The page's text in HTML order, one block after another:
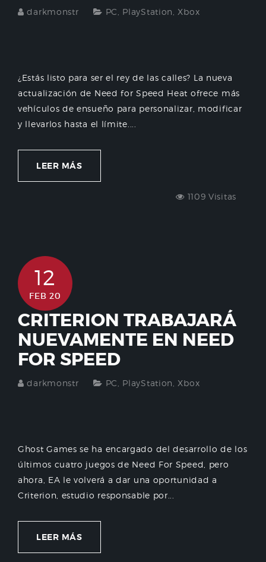
darkmonstr PC PlayStation Xbox
¿Estás listo para ser el rey de las calles? La nueva
actualización de Need for Speed Heat ofrece más
vehículos de ensueño para personalizar, modificar
y llevarlos hasta el límite....
LEER MÁS
1109 Visitas
12
FEB 20
CRITERION TRABAJARÁ
NUEVAMENTE EN NEED
FOR SPEED
darkmonstr PC PlayStation Xbox
Ghost Games se ha encargado del desarrollo de los
últimos cuatro juegos de Need For Speed, pero
ahora, EA le volverá a dar una oportunidad a
Criterion, estudio responsable por...
LEER MÁS